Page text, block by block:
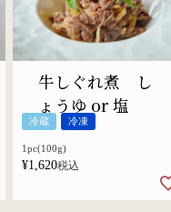
牛しぐれ煮 し
ょうゆ or 塩
冷蔵 冷凍
1pc(100g)
¥1,620税込